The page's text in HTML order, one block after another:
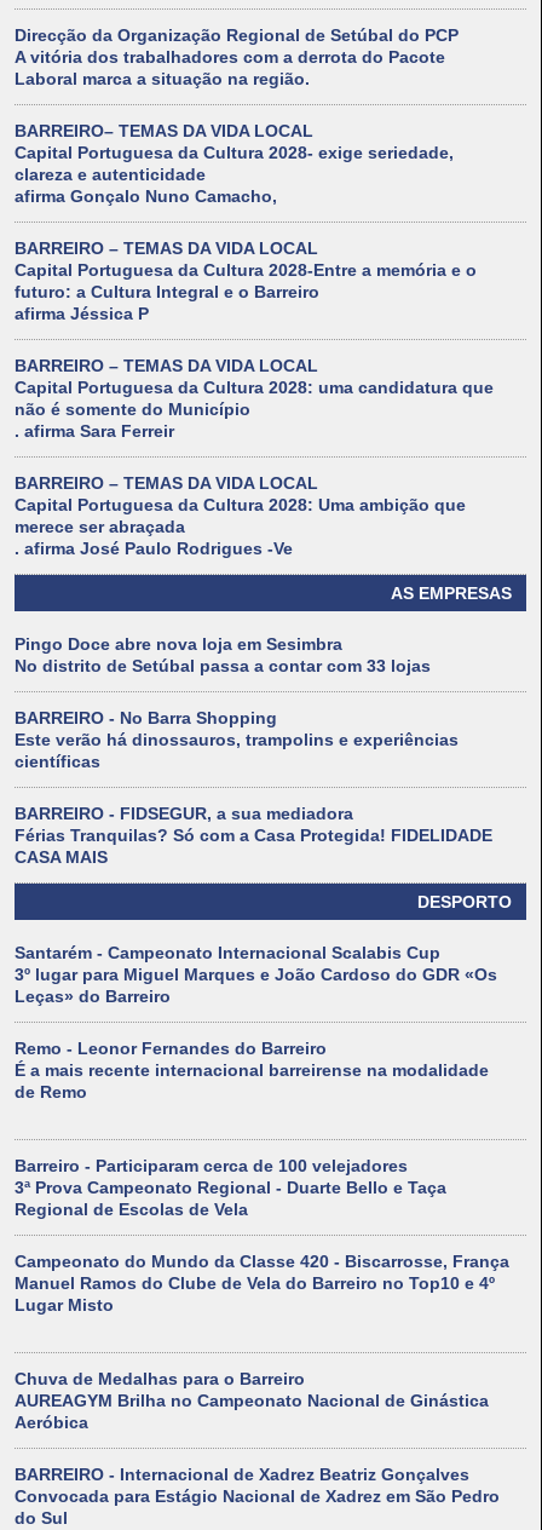
Direcção da Organização Regional de Setúbal do PCP
A vitória dos trabalhadores com a derrota do Pacote
Laboral marca a situação na região.
BARREIRO– TEMAS DA VIDA LOCAL
Capital Portuguesa da Cultura 2028- exige seriedade,
clareza e autenticidade
afirma Gonçalo Nuno Camacho,
BARREIRO – TEMAS DA VIDA LOCAL
Capital Portuguesa da Cultura 2028-Entre a memória e o
futuro: a Cultura Integral e o Barreiro
afirma Jéssica P
BARREIRO – TEMAS DA VIDA LOCAL
Capital Portuguesa da Cultura 2028: uma candidatura que
não é somente do Município
. afirma Sara Ferreir
BARREIRO – TEMAS DA VIDA LOCAL
Capital Portuguesa da Cultura 2028: Uma ambição que
merece ser abraçada
. afirma José Paulo Rodrigues -Ve
AS EMPRESAS
Pingo Doce abre nova loja em Sesimbra
No distrito de Setúbal passa a contar com 33 lojas
BARREIRO - No Barra Shopping
Este verão há dinossauros, trampolins e experiências
científicas
BARREIRO - FIDSEGUR, a sua mediadora
Férias Tranquilas? Só com a Casa Protegida! FIDELIDADE
CASA MAIS
DESPORTO
Santarém - Campeonato Internacional Scalabis Cup
3º lugar para Miguel Marques e João Cardoso do GDR «Os
Leças» do Barreiro
Remo - Leonor Fernandes do Barreiro
É a mais recente internacional barreirense na modalidade
de Remo
Barreiro - Participaram cerca de 100 velejadores
3ª Prova Campeonato Regional - Duarte Bello e Taça
Regional de Escolas de Vela
Campeonato do Mundo da Classe 420 - Biscarrosse, França
Manuel Ramos do Clube de Vela do Barreiro no Top10 e 4º
Lugar Misto
Chuva de Medalhas para o Barreiro
AUREAGYM Brilha no Campeonato Nacional de Ginástica
Aeróbica
BARREIRO - Internacional de Xadrez Beatriz Gonçalves
Convocada para Estágio Nacional de Xadrez em São Pedro
do Sul